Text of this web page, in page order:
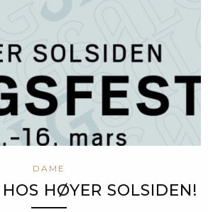
DAME
HØYER SOLSIDEN!